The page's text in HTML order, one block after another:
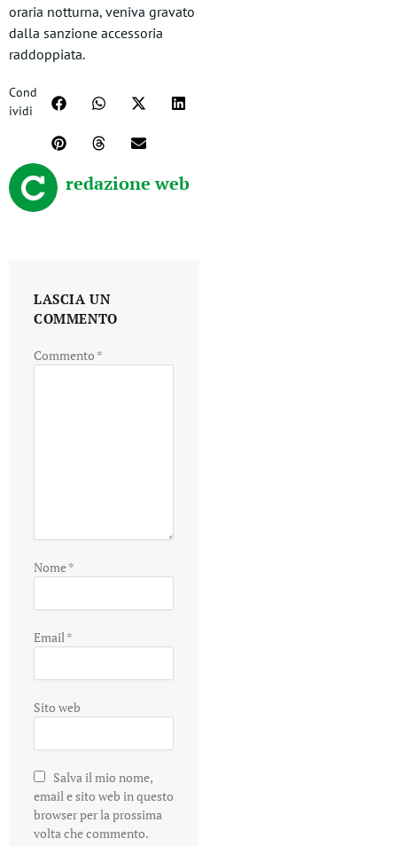
oraria notturna, veniva gravato
dalla sanzione accessoria
raddoppiata.
Cond
ividi
redazione web
LASCIA UN
COMMENTO
Commento *
Nome*
Email*
Sito web
Salva il mio nome,
email e sito web in questo
browser per la prossima
volta che commento.